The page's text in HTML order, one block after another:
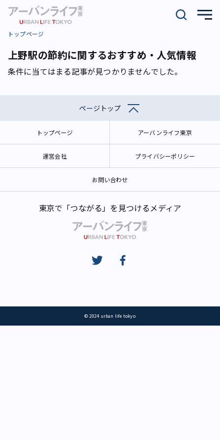
トップページ
上野駅の節約に関するおすすめ・人気情報
条件に当てはまる記事が見つかりませんでした。
ページトップ
トップページ アーバンライフ東京
運営会社 プライバシーポリシー
お問い合わせ
東京で「つながる」を見つけるメディア
© 2024 urban life tokyo